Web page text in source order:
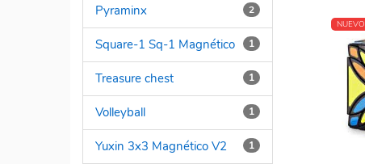
2
Pyraminx
1
Square-1 Sq-1 Magnético
1
Treasure chest
1
Volleyball
1
Yuxin 3x3 Magnético V2
NUEVO